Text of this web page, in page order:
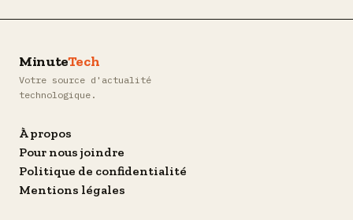
MinuteTech
Votre source d'actualité
technologique.
À propos
Pour nous joindre
Politique de confidentialité
Mentions légales